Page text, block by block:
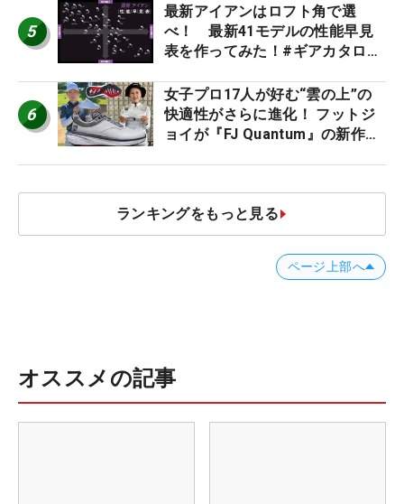
5
最新アイアンはロフト角で選
べ！ 最新41モデルの性能早見
表を作ってみた！#ギアカタログ
6
女子プロ17人が好む“雲の上”の
快適性がさらに進化！ フットジ
ョイが『FJ Quantum』の新作を
ランキングをもっと見る
ページ上部へ
オススメの記事